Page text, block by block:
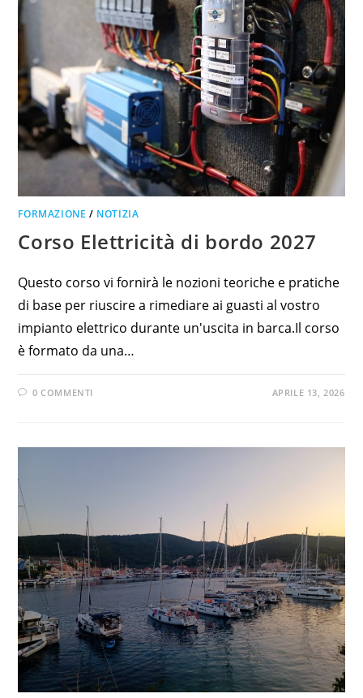
FORMAZIONE / NOTIZIA
Corso Elettricità di bordo 2027
Questo corso vi fornirà le nozioni teoriche e pratiche
di base per riuscire a rimediare ai guasti al vostro
impianto elettrico durante un'uscita in barca.Il corso
è formato da una…
0 COMMENTI APRILE 13, 2026